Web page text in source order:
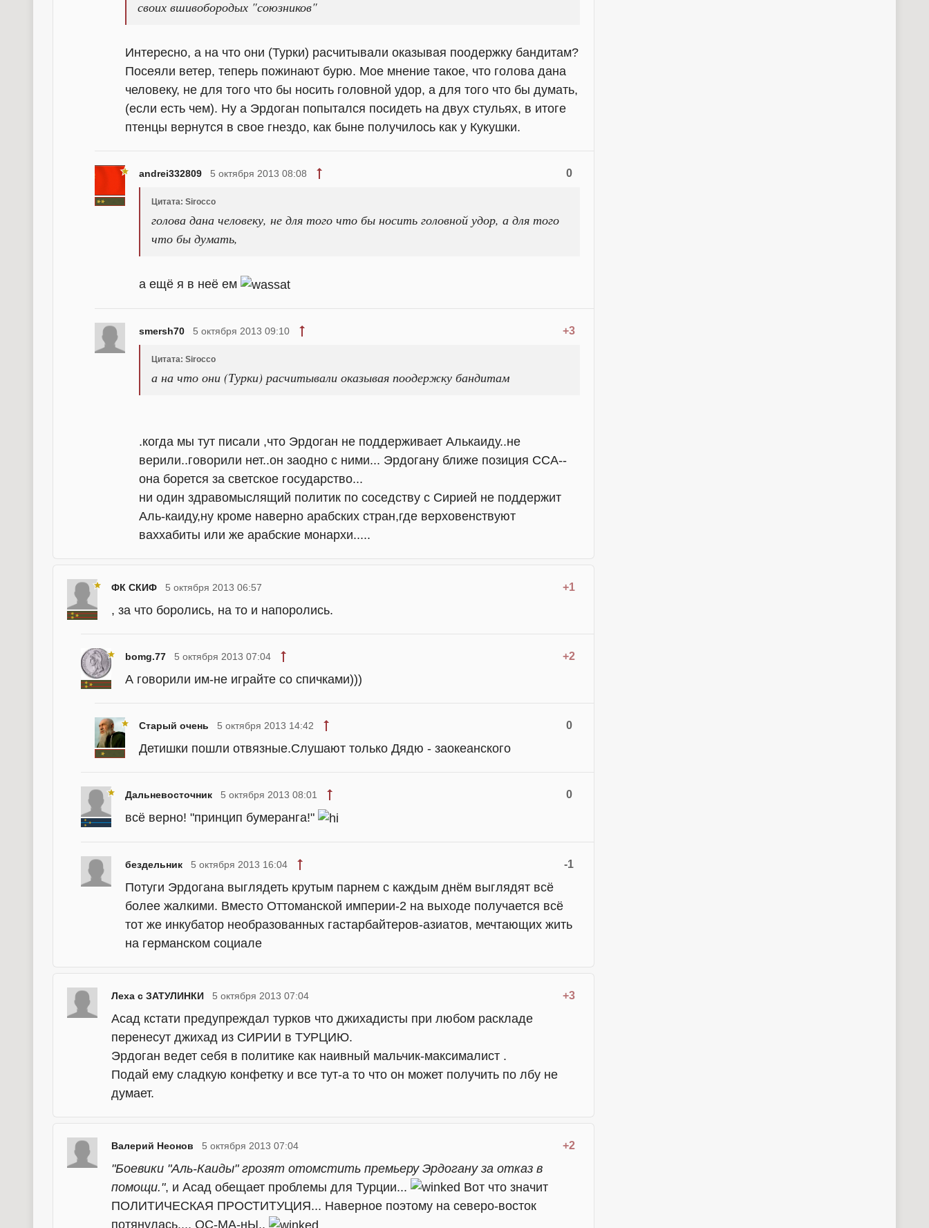
своих вшивобородых "союзников"
Интересно, а на что они (Турки) расчитывали оказывая поодержку бандитам?
Посеяли ветер, теперь пожинают бурю. Мое мнение такое, что голова дана
человеку, не для того что бы носить головной удор, а для того что бы думать,
(если есть чем). Ну а Эрдоган попытался посидеть на двух стульях, в итоге
птенцы вернутся в свое гнездо, как быне получилось как у Кукушки.
andrei332809 0
5 октября 2013 08:08
Цитата: Sirocco
голова дана человеку, не для того что бы носить головной удор, а для того
что бы думать,
а ещё я в неё ем
smersh70 +3
5 октября 2013 09:10
Цитата: Sirocco
а на что они (Турки) расчитывали оказывая поодержку бандитам
.когда мы тут писали ,что Эрдоган не поддерживает Алькаиду..не
верили..говорили нет..он заодно с ними... Эрдогану ближе позиция ССА--
она борется за светское государство...
ни один здравомыслящий политик по соседству с Сирией не поддержит
Аль-каиду,ну кроме наверно арабских стран,где верховенствуют
ваххабиты или же арабские монархи.....
ФК СКИФ +1
5 октября 2013 06:57
, за что боролись, на то и напоролись.
bomg.77 +2
5 октября 2013 07:04
А говорили им-не играйте со спичками)))
Старый очень 0
5 октября 2013 14:42
Детишки пошли отвязные.Слушают только Дядю - заокеанского
Дальневосточник 0
5 октября 2013 08:01
всё верно! "принцип бумеранга!"
бездельник -1
5 октября 2013 16:04
Потуги Эрдогана выглядеть крутым парнем с каждым днём выглядят всё
более жалкими. Вместо Оттоманской империи-2 на выходе получается всё
тот же инкубатор необразованных гастарбайтеров-азиатов, мечтающих жить
на германском социале
Леха с ЗАТУЛИНКИ +3
5 октября 2013 07:04
Асад кстати предупреждал турков что джихадисты при любом раскладе
перенесут джихад из СИРИИ в ТУРЦИЮ.
Эрдоган ведет себя в политике как наивный мальчик-максималист .
Подай ему сладкую конфетку и все тут-а то что он может получить по лбу не
думает.
Валерий Неонов +2
5 октября 2013 07:04
"Боевики "Аль-Каиды" грозят отомстить премьеру Эрдогану за отказ в
помощи.", и Асад обещает проблемы для Турции...
Вот что значит
ПОЛИТИЧЕСКАЯ ПРОСТИТУЦИЯ... Наверное поэтому на северо-восток
потянулась.... ОС-МА-нЫ..